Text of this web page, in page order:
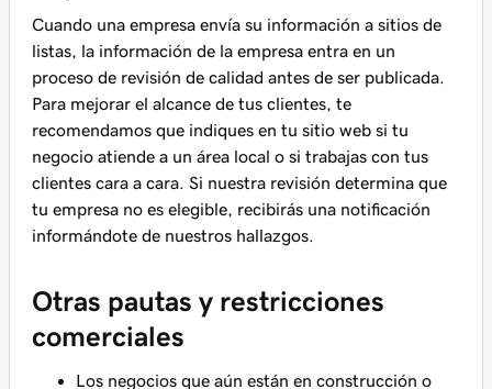
Cuando una empresa envía su información a sitios de
listas, la información de la empresa entra en un
proceso de revisión de calidad antes de ser publicada.
Para mejorar el alcance de tus clientes, te
recomendamos que indiques en tu sitio web si tu
negocio atiende a un área local o si trabajas con tus
clientes cara a cara. Si nuestra revisión determina que
tu empresa no es elegible, recibirás una notificación
informándote de nuestros hallazgos.
Otras pautas y restricciones
comerciales
Los negocios que aún están en construcción o